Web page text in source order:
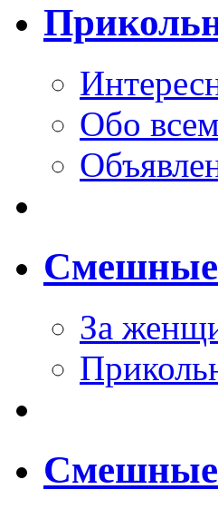
Обо всем
Смешные
За
Смешные